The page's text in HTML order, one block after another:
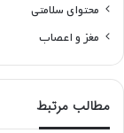
محتوای سلامتی
مغز و اعصاب
مطالب مرتبط